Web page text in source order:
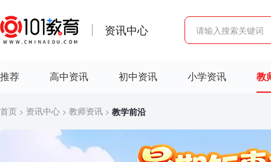
资讯中心
推荐 高中资讯 初中资讯 小学资讯 教
首页 > 资讯中心 > 教师资讯 > 教学前沿